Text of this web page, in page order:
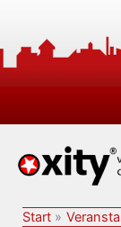
springen
Start